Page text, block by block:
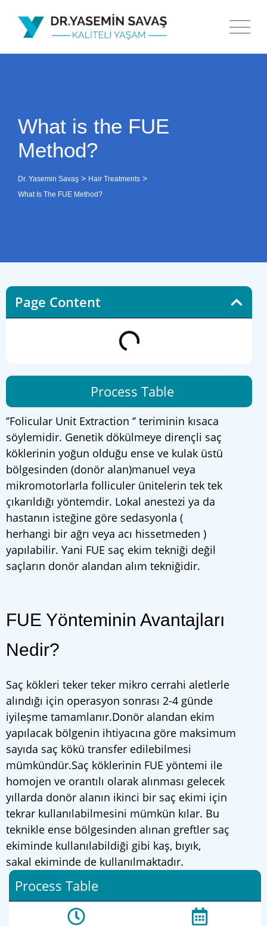
What is the FUE
Method?
Dr. Yasemin Savaş > Hair Treatments >
What Is The FUE Method?
Page Content
Process Table
‘’Folicular Unit Extraction ‘’ teriminin kısaca
söylemidir. Genetik dökülmeye dirençli saç
köklerinin yoğun olduğu ense ve kulak üstü
bölgesinden (donör alan)manuel veya
mikromotorlarla folliculer ünitelerin tek tek
çıkarıldığı yöntemdir. Lokal anestezi ya da
hastanın isteğine göre sedasyonla (
herhangi bir ağrı veya acı hissetmeden )
yapılabilir. Yani FUE saç ekim tekniği değil
saçların donör alandan alım tekniğidir.
FUE Yönteminin Avantajları
Nedir?
Saç kökleri teker teker mikro cerrahi aletlerle
alındığı için operasyon sonrası 2-4 günde
iyileşme tamamlanır.Donör alandan ekim
yapılacak bölgenin ihtiyacına göre maksimum
sayıda saç kökü transfer edilebilmesi
mümkündür.Saç köklerinin FUE yöntemi ile
homojen ve orantılı olarak alınması gelecek
yıllarda donör alanın ikinci bir saç ekimi için
tekrar kullanılabilmesini mümkün kılar. Bu
teknikle ense bölgesinden alınan greftler saç
ekiminde kullanılabildiği gibi kaş, bıyık,
sakal ekiminde de kullanılmaktadır.
Process Table